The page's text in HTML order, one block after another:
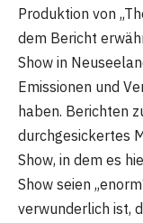
Produktion von
dem Bericht
Show in
Emissionen und
haben. Berichten
durchgesickertes
Show, in dem es
Show seien
verwunderlich ist,